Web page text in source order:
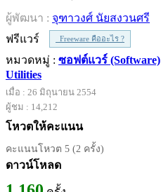
ผู้พัฒนา : จุฑาวงศ์ นัยสงวนศรี
ฟรีแวร์
Freeware คืออะไร ?
หมวดหมู่ : ซอฟต์แวร์ (Software)
Utilities
เมื่อ : 26 มิถุนายน 2554
ผู้ชม : 14,212
โหวตให้คะแนน
คะแนนโหวต 5 (2 ครั้ง)
ดาวน์โหลด